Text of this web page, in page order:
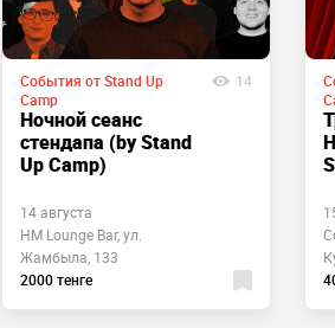
События от Stand Up
Camp
14
Ночной сеанс
стендапа (by Stand
Up Camp)
14 августа
HM Lounge Bar, ул.
Жамбыла, 133
2000 тенге